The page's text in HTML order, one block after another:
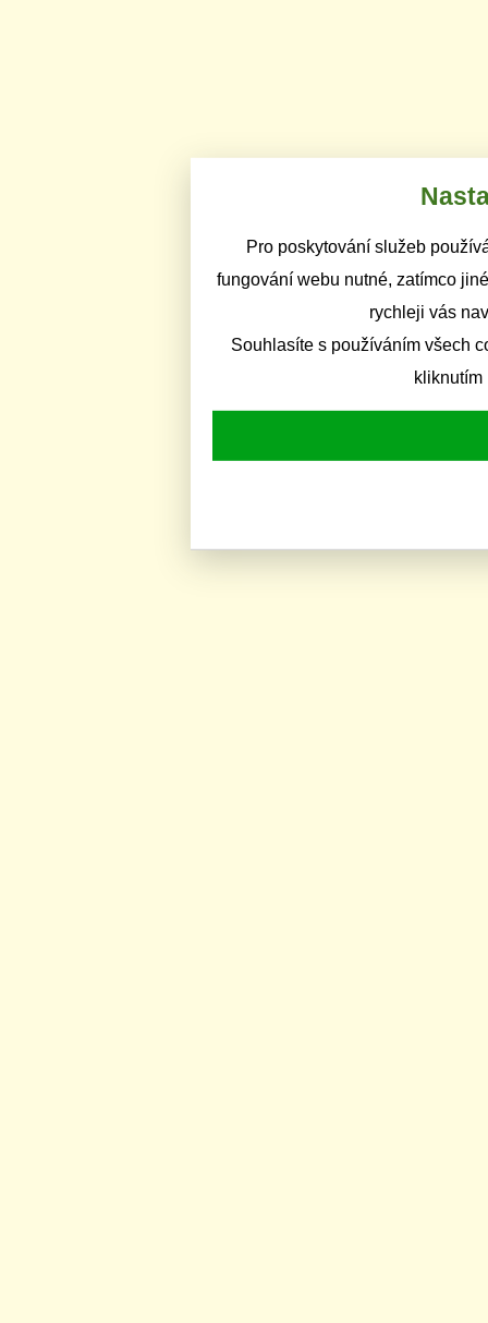
Pro poskytování služeb
fungování webu nutné, zatímco
rychleji vás
Souhlasíte s používáním všech
kliknutím